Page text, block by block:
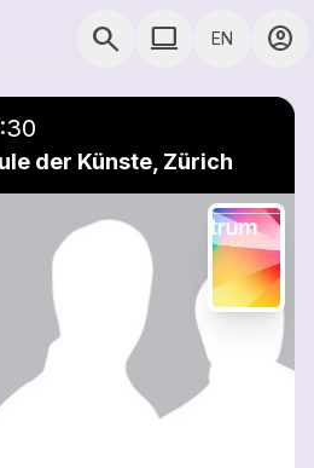
search COMPUTER USE
computer EN account_circle
der Künste, Zürich